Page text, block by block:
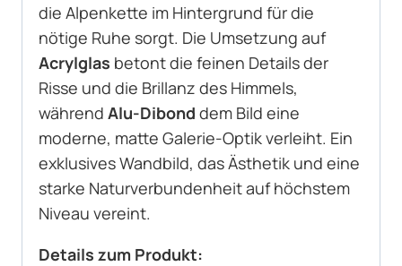
die Alpenkette im Hintergrund für die
nötige Ruhe sorgt. Die Umsetzung auf
Acrylglas betont die feinen Details der
Risse und die Brillanz des Himmels,
während Alu-Dibond dem Bild eine
moderne, matte Galerie-Optik verleiht. Ein
exklusives Wandbild, das Ästhetik und eine
starke Naturverbundenheit auf höchstem
Niveau vereint.
Details zum Produkt: